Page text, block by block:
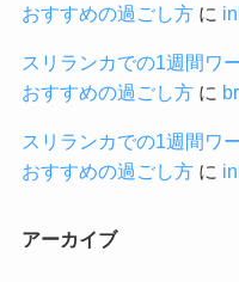
おすすめの過ごし方に
スリランカでの1週間ワ
おすすめの過ごし方に
スリランカでの1週間ワ
おすすめの過ごし方に
アーカイブ